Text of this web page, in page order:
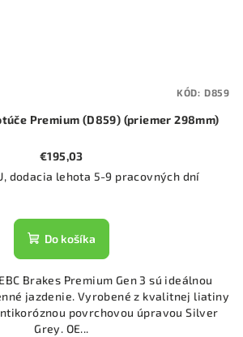
Premium (D859) (priemer 298mm)
€195,03
dodacia lehota 5-9 pracovných dní
Do košíka
Brakes Premium Gen 3 sú ideálnou
jazdenie. Vyrobené z kvalitnej liatiny
povrchovou úpravou Silver
Grey. OE...
KÓD: D859